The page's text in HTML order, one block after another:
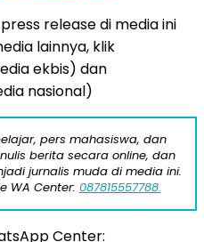
release di media ini
lainnya, klik
ekbis) dan
nasional)
pers mahasiswa, dan
berita secara online, dan
jurnalis muda di media ini.
WA Center: 087815557788.
Center: